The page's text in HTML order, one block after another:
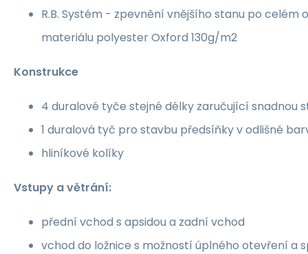
R.B. Systém - zpevnění vnějšího stanu po celém
materiálu polyester Oxford 130g/m2
Konstrukce
4 duralové tyče stejné délky zaručující snadnou
1 duralová tyč pro stavbu předsíňky v odlišné
hliníkové kolíky
Vstupy a větrání:
přední vchod s apsidou a zadní vchod
vchod do ložnice s možností úplného otevření a